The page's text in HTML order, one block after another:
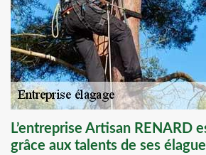
L’entreprise Artisan RENARD
grâce aux talents de ses